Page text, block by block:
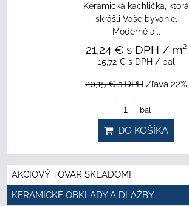
Keramická kachlička, ktorá
skrášli Vaše bývanie.
Moderné a...
21,24 € s DPH / m²
15,72 € s DPH / bal
20,15 €s DPH Zľava 22%
bal
DO KOŠÍKA
AKCIOVÝ TOVAR SKLADOM!
KERAMICKÉ OBKLADY A DLAŽBY